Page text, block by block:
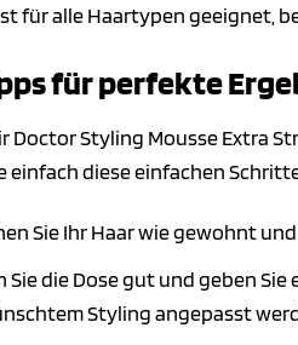
für alle Haartypen geeignet,
für perfekte
Doctor Styling Mousse Extra
einfach diese einfachen
Sie Ihr Haar wie gewohnt
die Dose gut und geben Sie
Styling angepasst